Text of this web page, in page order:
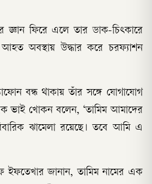
জ্ঞান ফিরে এলে তার ডাক-চিৎকারে
আহত অবস্থায় উদ্ধার করে চরফ্যাশন
বন্ধ থাকায় তাঁর সঙ্গে যোগাযোগ
ভাই খোকন বলেন, ‘তামিম আমাদের
ঝামেলা রয়েছে। তবে আমি এ
ইফতেখার জানান, তামিম নামের এক